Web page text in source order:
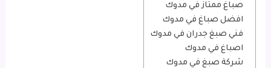
صباغ ممتاز في مدوك
افضل صباغ في مدوك
فني صبغ جدران في مدوك
اصباغ في مدوك
شركة صبغ في مدوك